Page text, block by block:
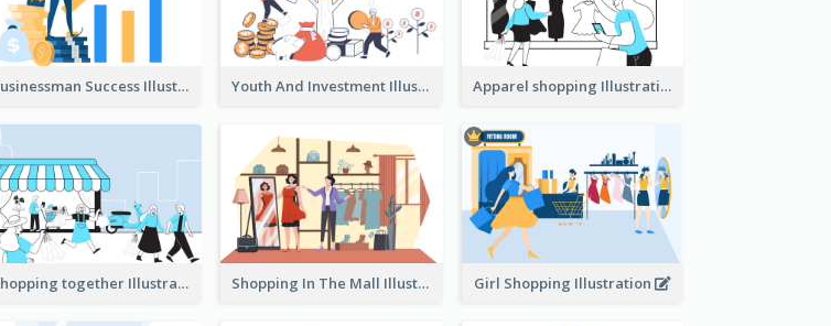
Businessman Success Illustration Youth And Investment Illustration Apparel shopping Illustration
Shopping together Illustration Shopping In The Mall Illustration Girl Shopping Illustration